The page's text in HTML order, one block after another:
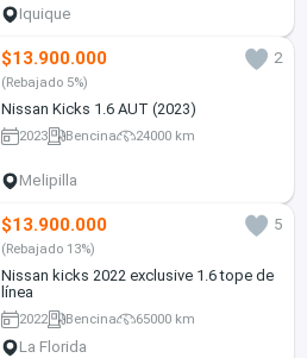
Iquique
$13.900.000 2
(Rebajado 5%)
Nissan Kicks 1.6 AUT (2023)
2023 Bencina 24000 km
Melipilla
$13.900.000 5
(Rebajado 13%)
Nissan kicks 2022 exclusive 1.6 tope de
línea
2022 Bencina 65000 km
La Florida